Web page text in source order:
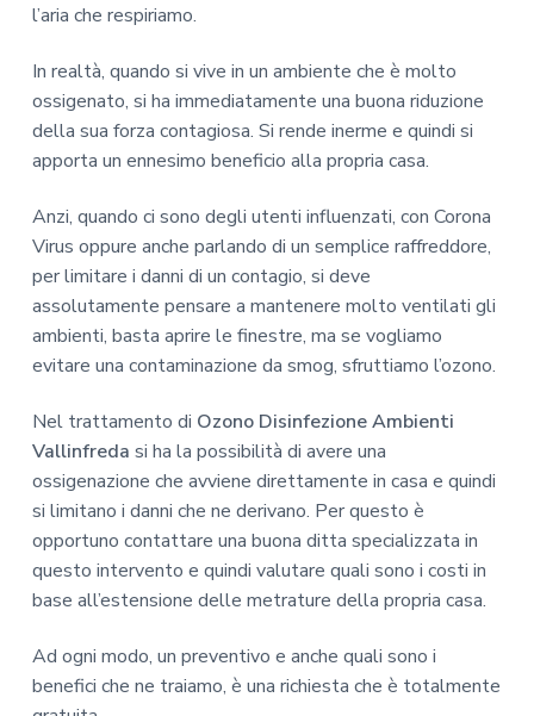
l’aria che respiriamo.
In realtà, quando si vive in un ambiente che è molto
ossigenato, si ha immediatamente una buona riduzione
della sua forza contagiosa. Si rende inerme e quindi si
apporta un ennesimo beneficio alla propria casa.
Anzi, quando ci sono degli utenti influenzati, con Corona
Virus oppure anche parlando di un semplice raffreddore,
per limitare i danni di un contagio, si deve
assolutamente pensare a mantenere molto ventilati gli
ambienti, basta aprire le finestre, ma se vogliamo
evitare una contaminazione da smog, sfruttiamo l’ozono.
Nel trattamento di Ozono Disinfezione Ambienti
Vallinfreda si ha la possibilità di avere una
ossigenazione che avviene direttamente in casa e quindi
si limitano i danni che ne derivano. Per questo è
opportuno contattare una buona ditta specializzata in
questo intervento e quindi valutare quali sono i costi in
base all’estensione delle metrature della propria casa.
Ad ogni modo, un preventivo e anche quali sono i
benefici che ne traiamo, è una richiesta che è totalmente